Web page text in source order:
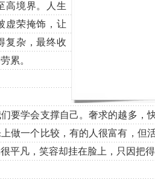
高境界。人生
虚荣掩饰，让
复杂，最终收
累。
学会支撑自己。奢求的越多，
做一个比较，有的人很富有，但
平凡，笑容却挂在脸上，只因把得